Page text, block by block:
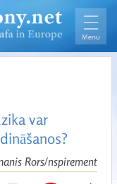
var
Rors/nspirement